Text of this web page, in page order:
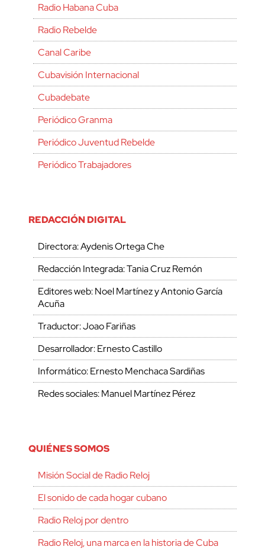
Radio Habana Cuba
Radio Rebelde
Canal Caribe
Cubavisión Internacional
Cubadebate
Periódico Granma
Periódico Juventud Rebelde
Periódico Trabajadores
REDACCIÓN DIGITAL
Directora: Aydenis Ortega Che
Redacción Integrada: Tania Cruz Remón
Editores web: Noel Martínez y Antonio García
Acuña
Traductor: Joao Fariñas
Desarrollador: Ernesto Castillo
Informático: Ernesto Menchaca Sardiñas
Redes sociales: Manuel Martínez Pérez
QUIÉNES SOMOS
Misión Social de Radio Reloj
El sonido de cada hogar cubano
Radio Reloj por dentro
Radio Reloj, una marca en la historia de Cuba